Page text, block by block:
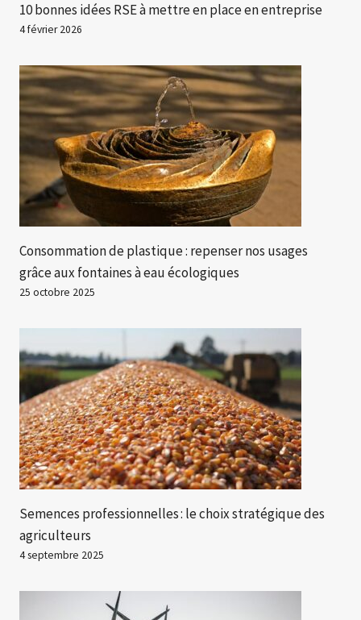
10 bonnes idées RSE à mettre en place en entreprise
4 février 2026
Consommation de plastique : repenser nos usages
grâce aux fontaines à eau écologiques
25 octobre 2025
Semences professionnelles : le choix stratégique des
agriculteurs
4 septembre 2025